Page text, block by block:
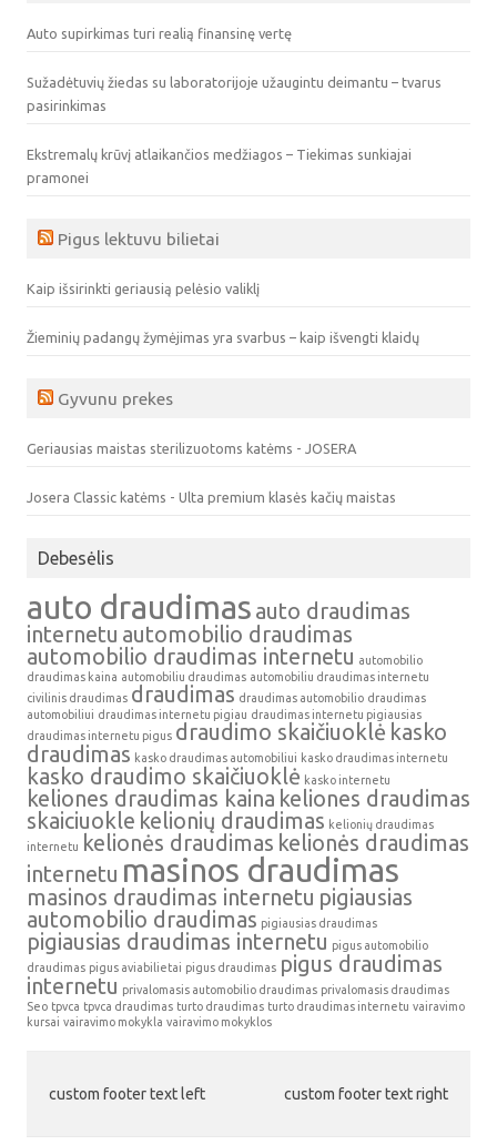
Auto supirkimas turi realią finansinę vertę
Sužadėtuvių žiedas su laboratorijoje užaugintu deimantu – tvarus
pasirinkimas
Ekstremalų krūvį atlaikančios medžiagos – Tiekimas sunkiajai
pramonei
Pigus lektuvu bilietai
Kaip išsirinkti geriausią pelėsio valiklį
Žieminių padangų žymėjimas yra svarbus – kaip išvengti klaidų
Gyvunu prekes
Geriausias maistas sterilizuotoms katėms - JOSERA
Josera Classic katėms - Ulta premium klasės kačių maistas
Debesėlis
auto draudimas auto draudimas
internetu automobilio draudimas
automobilio draudimas internetu automobilio
draudimas kaina automobiliu draudimas automobiliu draudimas internetu
civilinis draudimas draudimas draudimas automobilio draudimas
automobiliui draudimas internetu pigiau draudimas internetu pigiausias
draudimas internetu pigus draudimo skaičiuoklė kasko
draudimas kasko draudimas automobiliui kasko draudimas internetu
kasko draudimo skaičiuoklė kasko internetu
keliones draudimas kaina keliones draudimas
skaiciuokle kelionių draudimas kelionių draudimas
internetu
kelionės draudimas kelionės draudimas
internetu masinos draudimas
masinos draudimas internetu pigiausias
automobilio draudimas pigiausias draudimas
pigiausias draudimas internetu pigus automobilio
draudimas pigus aviabilietai pigus draudimas pigus draudimas
internetu privalomasis automobilio draudimas privalomasis draudimas
Seo tpvca tpvca draudimas turto draudimas turto draudimas internetu vairavimo
kursai vairavimo mokykla vairavimo mokyklos
custom footer text left custom footer text right